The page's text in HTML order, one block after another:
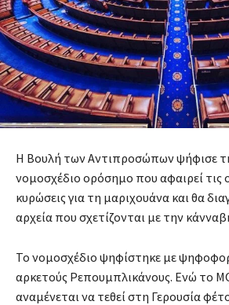
Η Βουλή των Αντιπροσώπων ψήφισε
νομοσχέδιο ορόσημο που αφαιρεί τις
κυρώσεις για τη μαριχουάνα και θα
αρχεία που σχετίζονται με την
Το νομοσχέδιο ψηφίστηκε με
αρκετούς Ρεπουμπλικάνους. Ενώ το
αναμένεται να τεθεί στη Γερουσία